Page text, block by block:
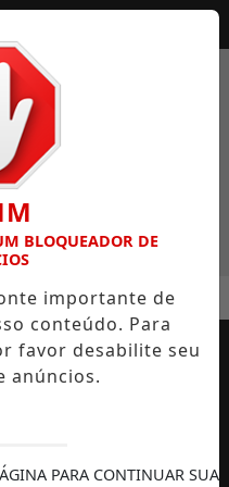
LIDERA
MENU
DIREITOS
BLOQUEADOR DE
importante de
conteúdo. Para
favor desabilite seu
anúncios.
PARA CONTINUAR SUA